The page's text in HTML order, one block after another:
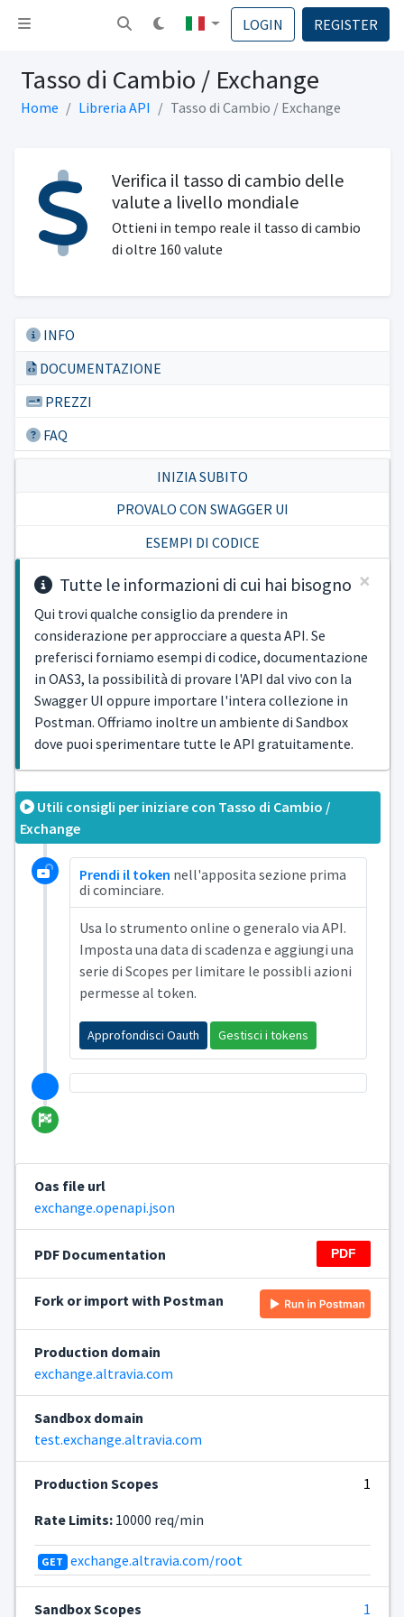
Attiva la navigazione LOGIN REGISTER
Tasso di Cambio / Exchange
Home Libreria API Tasso di Cambio / Exchange
Verifica il tasso di cambio delle
valute a livello mondiale
Ottieni in tempo reale il tasso di cambio
di oltre 160 valute
INFO
DOCUMENTAZIONE
PREZZI
FAQ
INIZIA SUBITO
PROVALO CON SWAGGER UI
ESEMPI DI CODICE
×
Tutte le informazioni di cui hai bisogno
Qui trovi qualche consiglio da prendere in
considerazione per approcciare a questa API. Se
preferisci forniamo esempi di codice, documentazione
in OAS3, la possibilità di provare l'API dal vivo con la
Swagger UI oppure importare l'intera collezione in
Postman. Offriamo inoltre un ambiente di Sandbox
dove puoi sperimentare tutte le API gratuitamente.
Utili consigli per iniziare con Tasso di Cambio /
Exchange
Prendi il token nell'apposita sezione prima
di cominciare.
Usa lo strumento online o generalo via API.
Imposta una data di scadenza e aggiungi una
serie di Scopes per limitare le possibli azioni
permesse al token.
Approfondisci Oauth Gestisci i tokens
Oas file url
exchange.openapi.json
PDF Documentation
Fork or import with Postman
Production domain
exchange.altravia.com
Sandbox domain
test.exchange.altravia.com
Production Scopes
1
Rate Limits:10000 req/min
GET exchange.altravia.com/root
Sandbox Scopes 1